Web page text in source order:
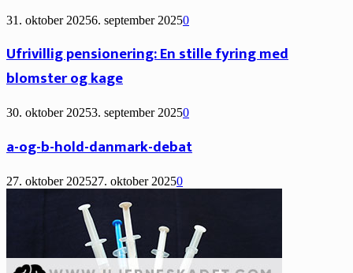
31. oktober 20256. september 20250
Ufrivillig pensionering: En stille fyring med
blomster og kage
30. oktober 20253. september 20250
a-og-b-hold-danmark-debat
27. oktober 202527. oktober 20250